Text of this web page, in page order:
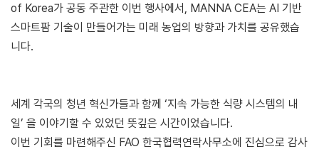
of Korea가 공동 주관한 이번 행사에서, MANNA CEA는 AI 기반
스마트팜 기술이 만들어가는 미래 농업의 방향과 가치를 공유했습
니다.
세계 각국의 청년 혁신가들과 함께 ‘지속 가능한 식량 시스템의 내
일’ 을 이야기할 수 있었던 뜻깊은 시간이었습니다.
이번 기회를 마련해주신 FAO 한국협력연락사무소에 진심으로 감사